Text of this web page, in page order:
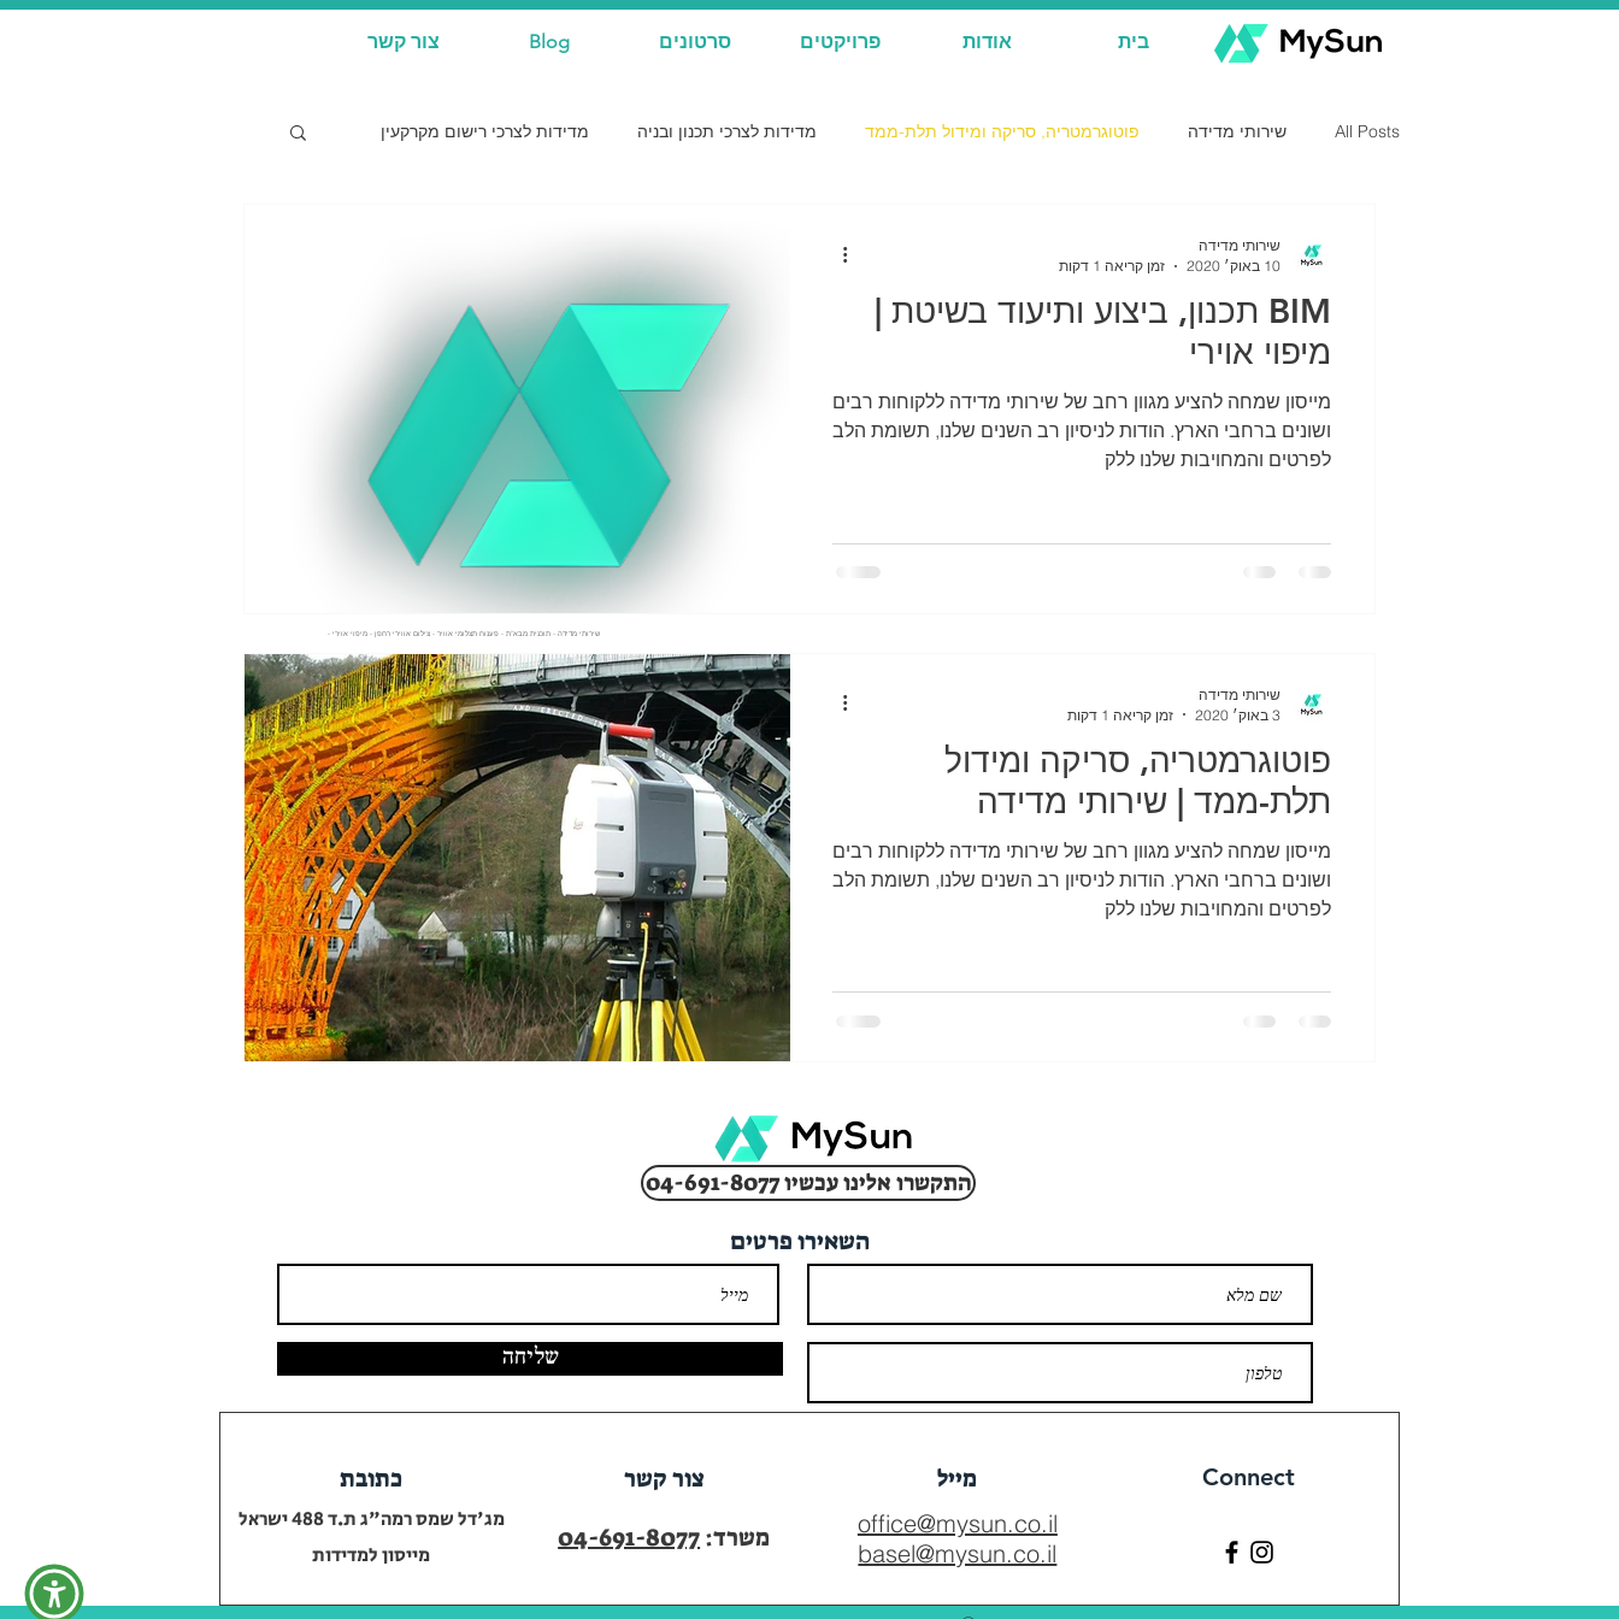
בית אודות פרויקטים סרטונים Blog צור קשר
All Posts שירותי מדידה פוטוגרמטריה, סריקה ומידול תלת-ממד מדידות לצרכי תכנון ובניה מדידות לצרכי רישום מקרקעין
BIM תכנון, ביצוע ותיעוד בשיטת |
מיפוי אוירי
מייסון שמחה להציע מגוון רחב של שירותי מדידה ללקוחות רבים
ושונים ברחבי הארץ. הודות לניסיון רב השנים שלנו, תשומת הלב
לפרטים והמחויבות שלנו ללק
שירותי מדידה
10 באוק׳ 2020
זמן קריאה 1 דקות
פוטוגרמטריה, סריקה ומידול
תלת-ממד | שירותי מדידה
מייסון שמחה להציע מגוון רחב של שירותי מדידה ללקוחות רבים
ושונים ברחבי הארץ. הודות לניסיון רב השנים שלנו, תשומת הלב
לפרטים והמחויבות שלנו ללק
שירותי מדידה
3 באוק׳ 2020
זמן קריאה 1 דקות
- שירותי מדידה - תוכנית מבא"ת - פענוח תצלומי אוויר - צילום אווירי רחפן - מיפוי אוירי
04-691-8077 התקשרו אלינו עכשיו
השאירו פרטים
שליחה
כתובת
מג'דל שמס רמה"ג ת.ד 488 ישראל
צור קשר
משרד:04-691-8077
מייל
office@mysun.co.il
basel@mysun.co.il
Connect